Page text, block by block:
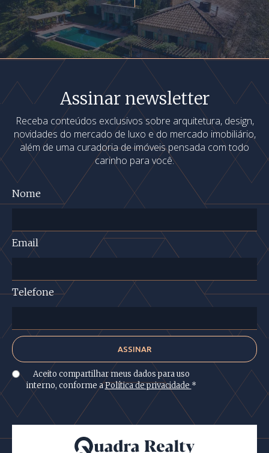
Assinar newsletter
Receba conteúdos exclusivos sobre arquitetura, design,
novidades do mercado de luxo e do mercado imobiliário,
além de uma curadoria de imóveis pensada com todo
carinho para você.
Nome
Email
Telefone
Aceito compartilhar meus dados para uso
interno, conforme aPolítica de privacidade *